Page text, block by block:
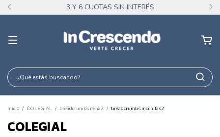
3 Y 6 CUOTAS SIN INTERÉS
Inicio / COLEGIAL / breadcrumbs.nena2 / breadcrumbs.mochilas2
COLEGIAL